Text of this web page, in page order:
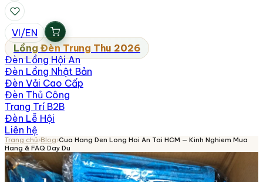
VI/EN
Lồng Đèn Trung Thu 2026
Đèn Lồng Hội An
Đèn Lồng Nhật Bản
Đèn Vải Cao Cấp
Đèn Thủ Công
Trang Trí B2B
Đèn Lễ Hội
Liên hệ
Trang chủ›Blog›Cua Hang Den Long Hoi An Tai HCM — Kinh Nghiem Mua
Hang & FAQ Day Du